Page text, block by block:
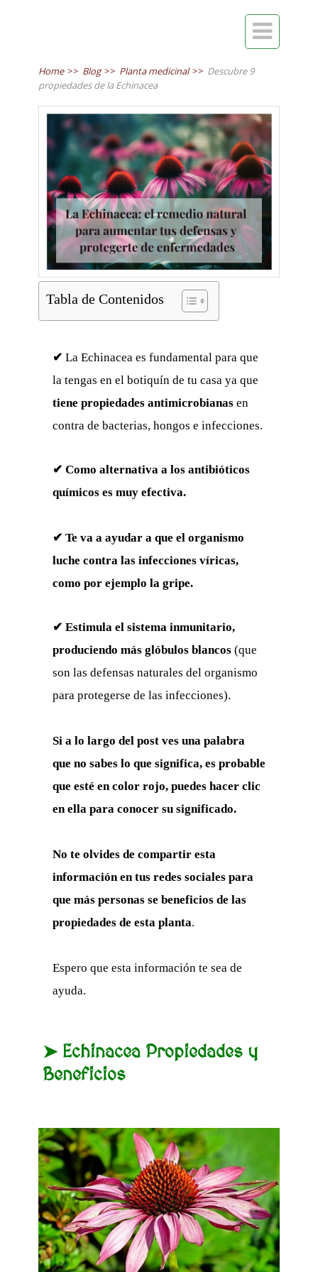

Home >> Blog >> Planta medicinal >> Descubre 9
propiedades de la Echinacea
Tabla de Contenidos
✔ La Echinacea es fundamental para que
la tengas en el botiquín de tu casa ya que
tiene propiedades antimicrobianas en
contra de bacterias, hongos e infecciones.
✔ Como alternativa a los antibióticos
químicos es muy efectiva.
✔ Te va a ayudar a que el organismo
luche contra las infecciones víricas,
como por ejemplo la gripe.
✔ Estimula el sistema inmunitario,
produciendo más glóbulos blancos (que
son las defensas naturales del organismo
para protegerse de las infecciones).
Si a lo largo del post ves una palabra
que no sabes lo que significa, es probable
que esté en color rojo, puedes hacer clic
en ella para conocer su significado.
No te olvides de compartir esta
información en tus redes sociales para
que más personas se beneficios de las
propiedades de esta planta.
Espero que esta información te sea de
ayuda.
➤ Echinacea Propiedades y
Beneficios